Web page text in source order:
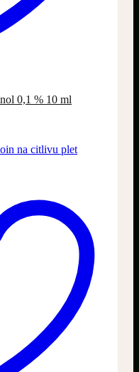
0,1 % 10 ml